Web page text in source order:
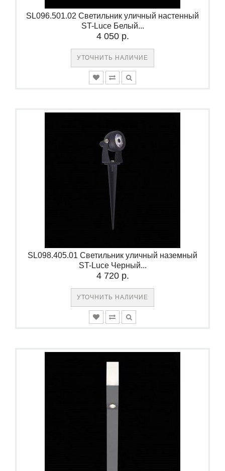
SL096.501.02 Светильник уличный настенный
ST-Luce Белый...
4 050 р.
УТОЧНИТЬ НАЛИЧИЕ
SL098.405.01 Светильник уличный наземный
ST-Luce Черный...
4 720 р.
УТОЧНИТЬ НАЛИЧИЕ